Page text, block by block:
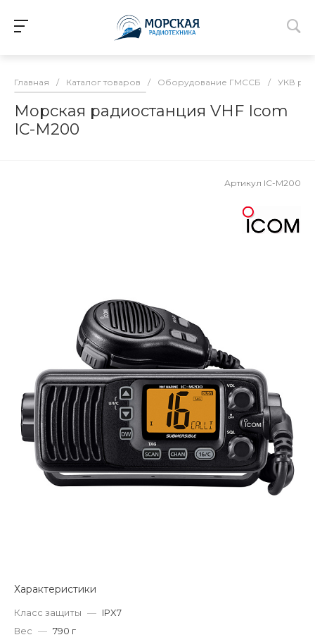
Главная / Каталог товаров / Оборудование ГМССБ / УКВ
Морская радиостанция VHF Icom
IC-M200
Артикул IC-M200
Характеристики
Класс защиты — IPX7
Вес — 790 г